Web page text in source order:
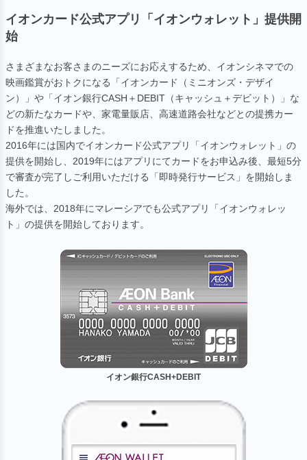
イオンカード公式アプリ「イオンウォレット」提供開
始
さまざまなお客さまのニーズにお応えするため、イオンシネマでの
映画鑑賞がおトクになる「イオンカード（ミニオンズ・デザイ
ン）」や「イオン銀行CASH＋DEBIT（キャッシュ＋デビット）」な
どの新たなカードや、家電量販店、高速道路会社などとの提携カー
ドを推進いたしました。
2016年には国内でイオンカード公式アプリ「イオンウォレット」の
提供を開始し、2019年にはアプリにてカードをお申込み後、最短5分
で審査が完了しご利用いただける「即時発行サービス」を開始しま
した。
海外では、2018年にマレーシアでも公式アプリ「イオンウォレッ
ト」の提供を開始しております。
イオン銀行CASH+DEBIT